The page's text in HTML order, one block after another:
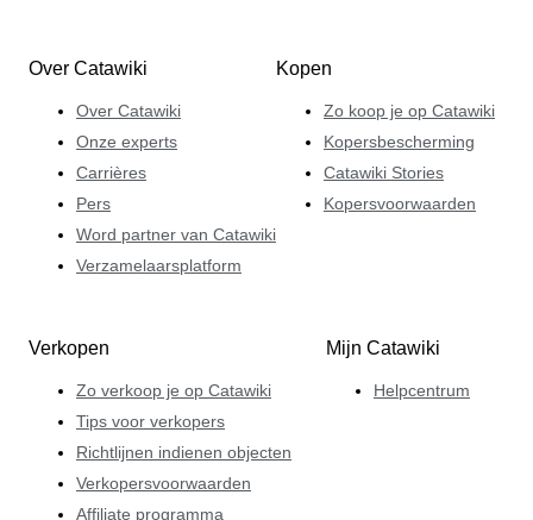
Over Catawiki
Over Catawiki
Onze experts
Carrières
Pers
Word partner van Catawiki
Verzamelaarsplatform
Kopen
Zo koop je op Catawiki
Kopersbescherming
Catawiki Stories
Kopersvoorwaarden
Verkopen
Zo verkoop je op Catawiki
Tips voor verkopers
Richtlijnen indienen objecten
Verkopersvoorwaarden
Affiliate programma
Mijn Catawiki
Helpcentrum